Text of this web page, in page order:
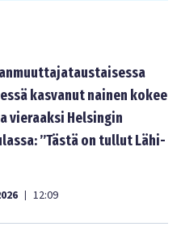
kasvanut nainen kokee
vieraaksi Helsingin
”Tästä on tullut Lähi-
| 12:09